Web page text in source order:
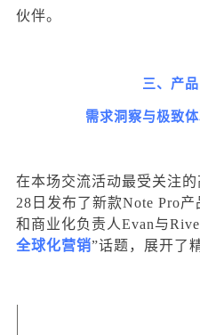
伙伴。
三、产品
需求洞察与极致
在本场交流活动最受关注
28日发布了新款Note Pro
和商业化负责人Evan与
全球化营销”话题，展开了